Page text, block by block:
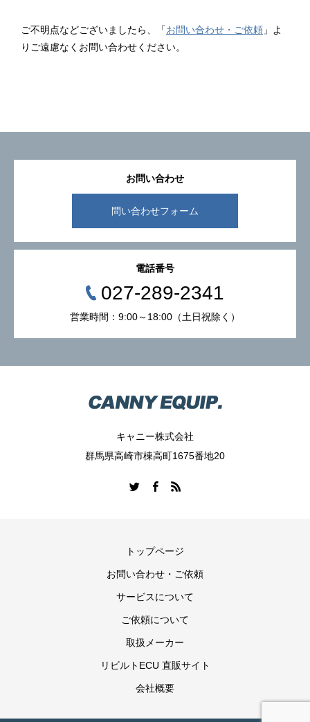
ご不明点などございましたら、「お問い合わせ・ご依頼 」よ
りご遠慮なくお問い合わせください。
お問い合わせ
問い合わせフォーム
電話番号
027-289-2341
営業時間：9:00～18:00（土日祝除く）
キャニー株式会社
群馬県高崎市棟高町1675番地20
トップページ
お問い合わせ・ご依頼
サービスについて
ご依頼について
取扱メーカー
リビルトECU 直販サイト
会社概要